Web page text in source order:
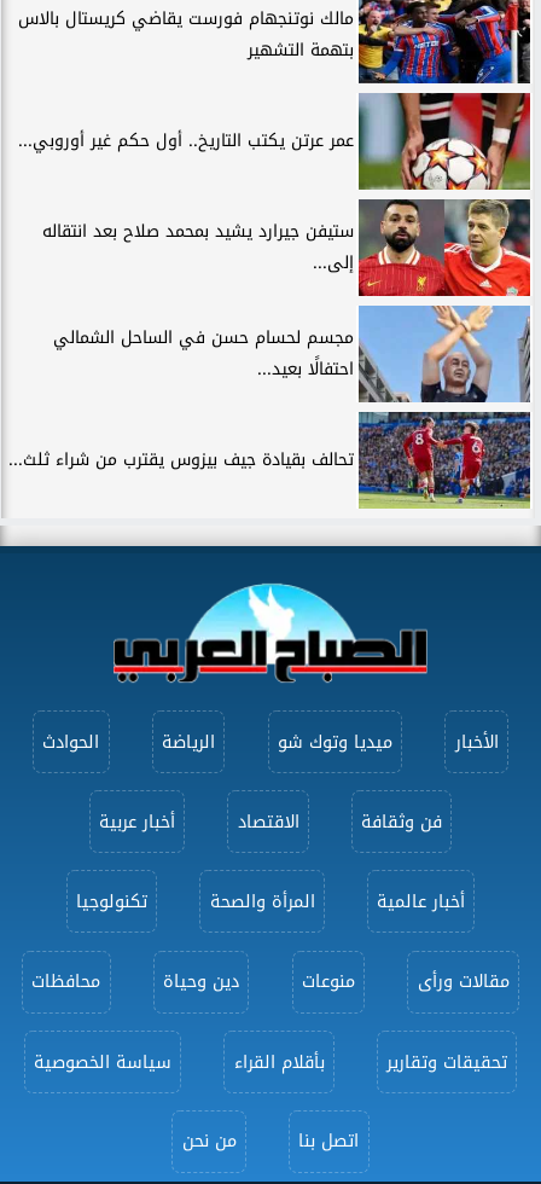
مالك نوتنجهام فورست يقاضي كريستال بالاس
بتهمة التشهير
عمر عرتن يكتب التاريخ.. أول حكم غير أوروبي...
ستيفن جيرارد يشيد بمحمد صلاح بعد انتقاله
إلى...
مجسم لحسام حسن في الساحل الشمالي
احتفالًا بعيد...
تحالف بقيادة جيف بيزوس يقترب من شراء ثلث...
الأخبار ميديا وتوك شو الرياضة الحوادث
فن وثقافة الاقتصاد أخبار عربية
أخبار عالمية المرأة والصحة تكنولوجيا
مقالات ورأى منوعات دين وحياة محافظات
تحقيقات وتقارير بأقلام القراء سياسة الخصوصية
اتصل بنا من نحن